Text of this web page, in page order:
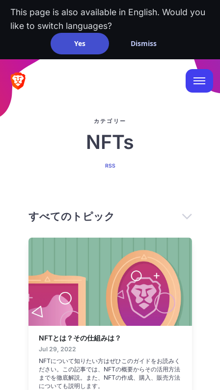
This page is also available in English. Would you
like to switch languages?
Yes Dismiss
カテゴリー
NFTs
RSS
すべてのトピック
NFTとは？その仕組みは？
Jul 29, 2022
NFTについて知りたい方はぜひこのガイドをお読みく
ださい。この記事では、NFTの概要からその活用方法
までを徹底解説。また、NFTの作成、購入、販売方法
についても説明します。